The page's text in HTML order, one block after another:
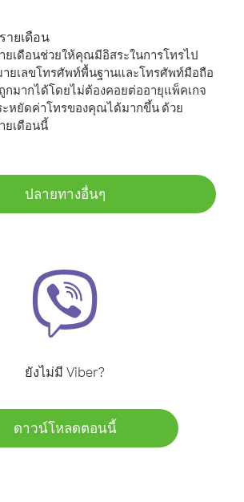
ายเดือน
ยเดือนช่วยให้คุณมีอิสระในการโทรไป
ายเลขโทรศัพท์พื้นฐานและโทรศัพท์มือถือ
กมากได้โดยไม่ต้องคอยต่ออายุแพ็คเกจ
หยัดค่าโทรของคุณได้มากขึ้น ด้วย
ยเดือนนี้
ปลายทางอื่นๆ
ยังไม่มี Viber?
ดาวน์โหลดตอนนี้